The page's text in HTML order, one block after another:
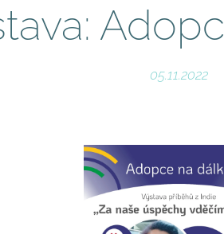
05.11.2022